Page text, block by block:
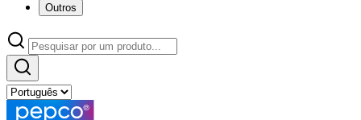
Outros